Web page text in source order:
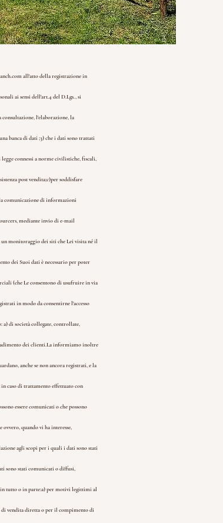
all'atto della registrazione in
ai sensi dell'art.4 del D.Lgs., si
l'elaborazione, la
banca di dati ;3) che i dati sono trattati
connessi a norme civilistiche, fiscali,
post vendita;c)per soddisfare
la comunicazione di informazioni
mediante invio di e-mail
monitoraggio dei siti che Lei visita né il
dei Suoi dati è necessario per poter
(che Le consentono di usufruire in via
in modo da consentirne l'accesso
di società collegate, controllate,
dei clienti.La informiamo inoltre
anche se non ancora registrati, e la
caso di trattamento effettuato con
essere comunicati o che possono
quando vi ha interesse,
agli scopi per i quali i dati sono stati
sono stati comunicati o diffusi,
tutto o in parte:a) per motivi legittimi al
vendita diretta o per il compimento di